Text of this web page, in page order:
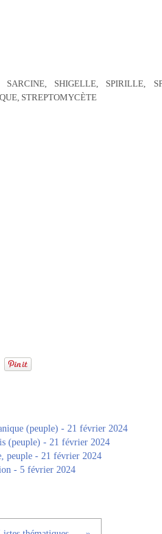
SHIGELLE, SPIRILLE,
STREPTOMYCÈTE
(peuple) - 21 février 2024
(peuple) - 21 février 2024
peuple - 21 février 2024
- 5 février 2024